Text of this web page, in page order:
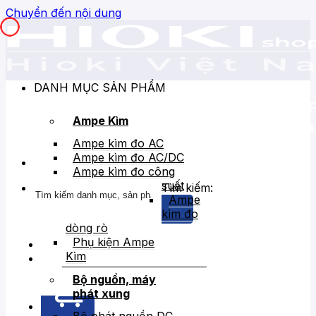
Chuyển đến nội dung
Tìm kiếm:
DANH MỤC SẢN PHẨM
Ampe Kìm
Ampe kìm đo AC
Ampe kìm đo AC/DC
Ampe kìm đo công
suất
Ampe
kìm đo
dòng rò
Phụ kiện Ampe
Kìm
Bộ nguồn, máy
phát xung